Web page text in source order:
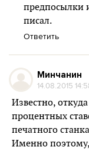
предпосылки
писал.
Ответить
Минчанин
14.08.2015
Известно,
процентных
печатного
Именно